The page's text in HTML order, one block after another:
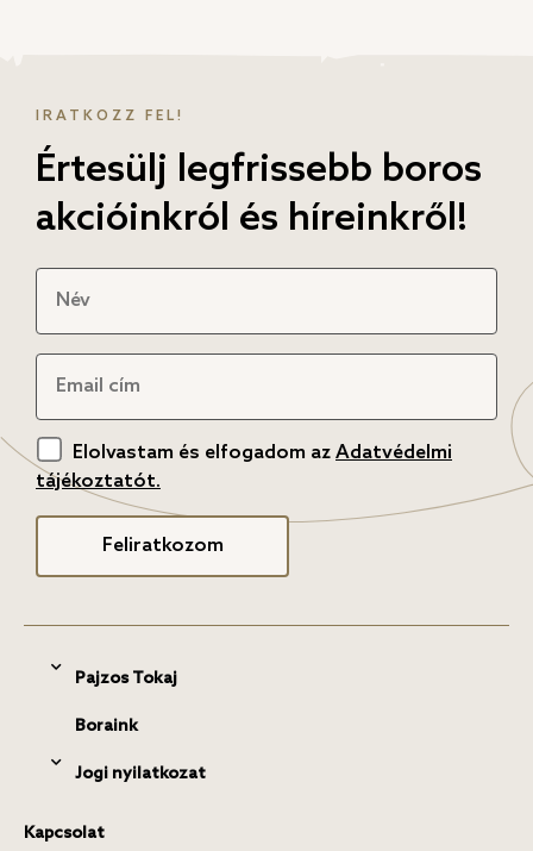
IRATKOZZ FEL!
Értesülj legfrissebb boros
akcióinkról és híreinkről!
Elolvastam és elfogadom az Adatvédelmi
tájékoztatót.
Feliratkozom
Pajzos Tokaj
Boraink
Jogi nyilatkozat
Kapcsolat